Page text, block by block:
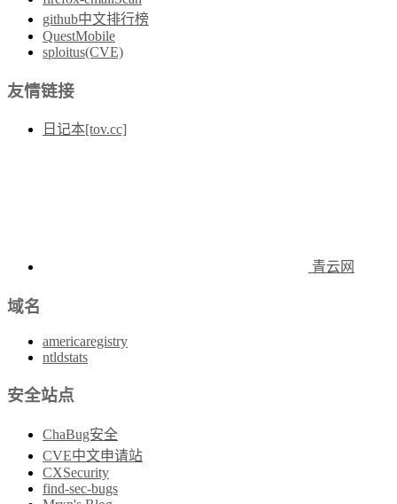
github中文排行榜
QuestMobile
sploitus(CVE)
友情链接
日记本[tov.cc]
青云网
域名
americaregistry
ntldstats
安全站点
ChaBug安全
CVE中文申请站
CXSecurity
find-sec-bugs